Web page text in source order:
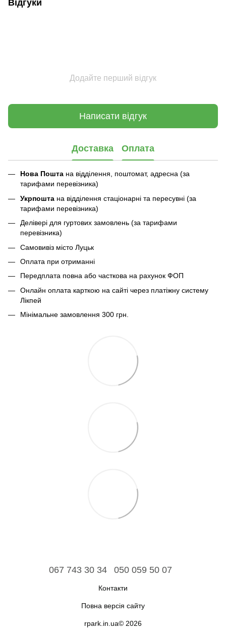
Відгуки
Додайте перший відгук
Написати відгук
Доставка Оплата
Нова Пошта на відділення, поштомат, адресна (за
тарифами перевізника)
Укрпошта на відділення стаціонарні та пересувні (за
тарифами перевізника)
Делівері для гуртових замовлень (за тарифами
перевізника)
Самовивіз місто Луцьк
Оплата при отриманні
Передплата повна або часткова на рахунок ФОП
Онлайн оплата карткою на сайті через платіжну систему
Лікпей
Мінімальне замовлення 300 грн.
067 743 30 34 050 059 50 07
Контакти
Повна версія сайту
rpark.in.ua© 2026